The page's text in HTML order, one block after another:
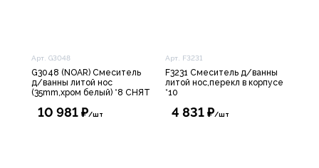
Арт. G3048
G3048 (NOAR) Смеситель
д/ванны литой нос
(35mm,хром белый) *8 СНЯТ
10 981 ₽/шт
Арт. F3231
F3231 Смеситель д/ванны
литой нос,перекл в корпусе
*10
4 831 ₽/шт